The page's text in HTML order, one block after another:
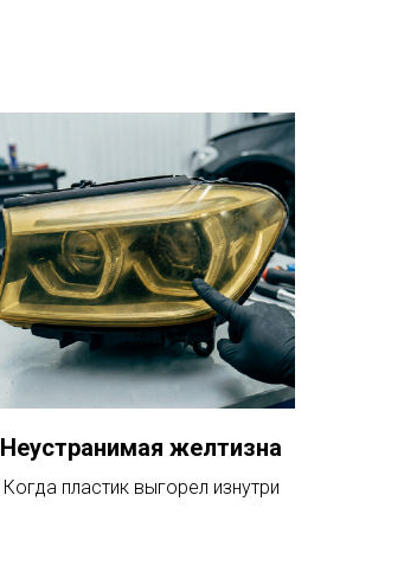
Неустранимая желтизна
Когда пластик выгорел изнутри